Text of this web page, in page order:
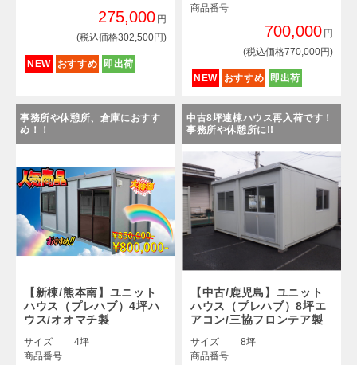
275,000 円
(税込価格302,500円)
NEW おすすめ 即出荷
商品番号
700,000 円
(税込価格770,000円)
NEW おすすめ 即出荷
事務所や休憩所、倉庫におすす
め！！
【新棟/熊本南】ユニット
ハウス（プレハブ）4坪ハ
ウス/オオマチ製
サイズ
4坪
商品番号
中古8坪連棟ハウス再入荷です！
事務所や休憩所に!!
【中古/鹿児島】ユニット
ハウス（プレハブ）8坪エ
アコン/三協フロンテア製
サイズ
8坪
商品番号